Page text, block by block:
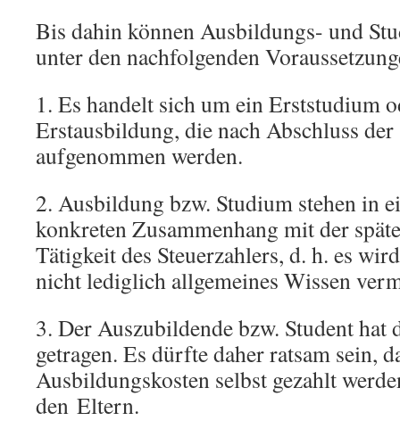
Bis dahin können Ausbildungs- und
unter den nachfolgenden
1. Es handelt sich um ein Erststudium
Erstausbildung, die nach Abschluss
aufgenommen werden.
2. Ausbildung bzw. Studium stehen in
konkreten Zusammenhang mit der
Tätigkeit des Steuerzahlers, d. h. es
nicht lediglich allgemeines Wissen
3. Der Auszubildende bzw. Student hat
getragen. Es dürfte daher ratsam sein,
Ausbildungskosten selbst gezahlt
den Eltern.